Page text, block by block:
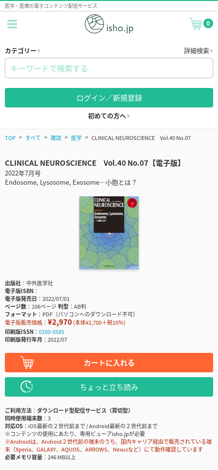
医学・医療の電子コンテンツ配信サービス
0
カテゴリー 詳細検索
ログイン／新規登録
初めての方へ
TOP すべて 雑誌 医学 CLINICAL NEUROSCIENCE Vol.40 No.07
CLINICAL NEUROSCIENCE Vol.40 No.07【電子版】
2022年7月号
Endosome, Lysosome, Exosome―小胞とは？
出版社
中外医学社
電子版ISBN
電子版発売日
2022/07/01
ページ数
106ページ判型
AB判
フォーマット
PDF（パソコンへのダウンロード不可）
電子版販売価格： ¥2,970(本体¥2,700＋税10％)
印刷版ISSN
0289-0585
印刷版発行年月
2022/07
カートに入れる
ちょっと立ち読み
ご利用方法
ダウンロード型配信サービス（買切型）
同時使用端末数
3
対応OS
iOS最新の２世代前まで / Android最新の２世代前まで
※コンテンツの使用にあたり、専用ビューアisho.jpが必要
※Androidは、Android２世代前の端末のうち、国内キャリア経由で販売されている端
末（Xperia、GALAXY、AQUOS、ARROWS、Nexusなど）にて動作確認しています
必要メモリ容量
246 MB以上